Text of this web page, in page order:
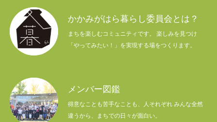
かかみがはら暮らし委員会とは？
まちを楽しむコミュニティです。 楽しみを見つけ
「やってみたい！」を実現する場をつくります。
メンバー図鑑
得意なことも苦手なことも、人それぞれ みんな全然
違うから、まちでの日々が面白い。